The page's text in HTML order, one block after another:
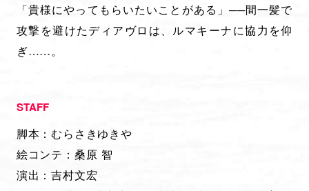
「貴様にやってもらいたいことがある」──間一髪で
攻撃を避けたディアヴロは、ルマキーナに協力を仰
ぎ……。
STAFF
脚本：むらさきゆきや
絵コンテ：桑原 智
演出：吉村文宏